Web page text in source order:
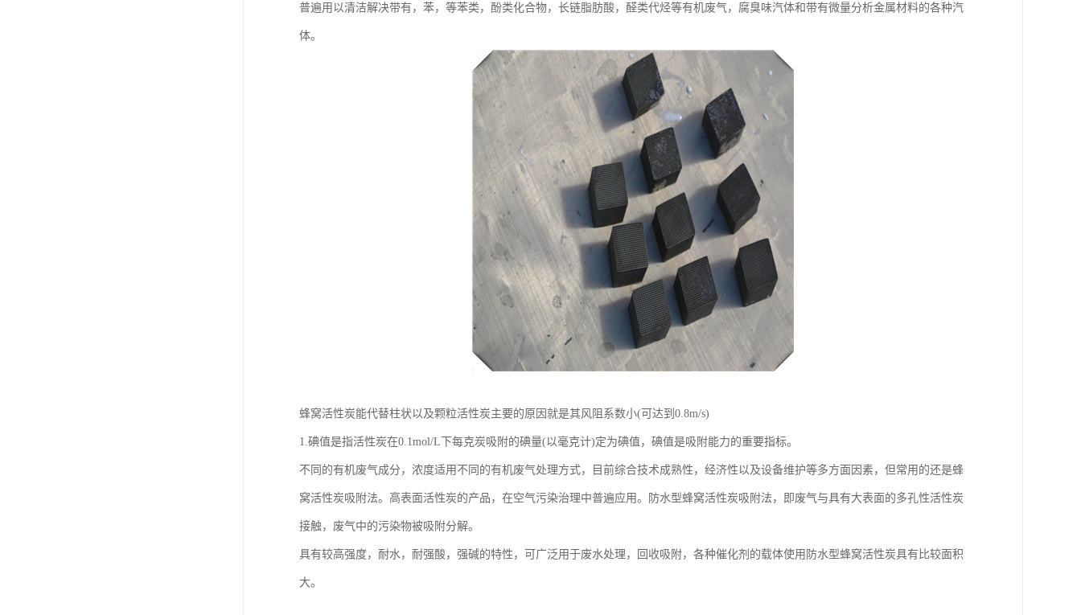
普遍用以清洁解决带有，苯，等苯类，酚类化合物，长链脂肪酸，醛类代烃等有机废气，腐臭味汽体和带有微量分析金属材料的各种汽
体。
蜂窝活性炭能代替柱状以及颗粒活性炭主要的原因就是其风阻系数小(可达到0.8m/s)
1.碘值是指活性炭在0.1mol/L下每克炭吸附的碘量(以毫克计)定为碘值，碘值是吸附能力的重要指标。
不同的有机废气成分，浓度适用不同的有机废气处理方式，目前综合技术成熟性，经济性以及设备维护等多方面因素，但常用的还是蜂
窝活性炭吸附法。高表面活性炭的产品，在空气污染治理中普遍应用。防水型蜂窝活性炭吸附法，即废气与具有大表面的多孔性活性炭
接触，废气中的污染物被吸附分解。
具有较高强度，耐水，耐强酸，强碱的特性，可广泛用于废水处理，回收吸附，各种催化剂的载体使用防水型蜂窝活性炭具有比较面积
大。